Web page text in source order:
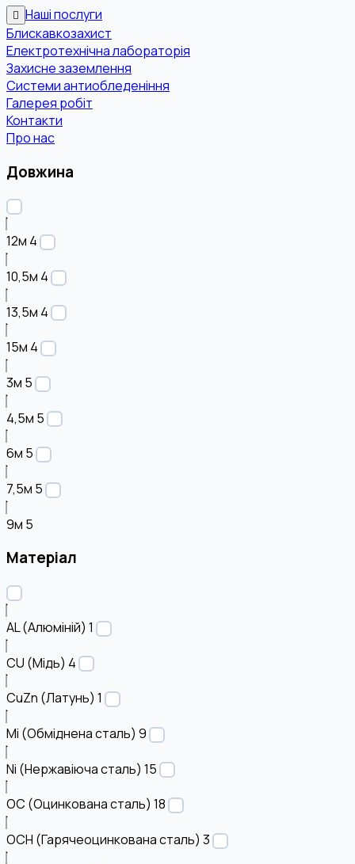
Наші послуги
Блискавкозахист
Електротехнічна лабораторія
Захисне заземлення
Системи антиобледеніння
Галерея робіт
Контакти
Про нас
Довжина
12м 4
10,5м 4
13,5м 4
15м 4
3м 5
4,5м 5
6м 5
7,5м 5
9м 5
Матеріал
AL (Алюміній) 1
CU (Мідь) 4
CuZn (Латунь) 1
Mi (Обміднена сталь) 9
Ni (Нержавіюча сталь) 15
OC (Оцинкована сталь) 18
OCH (Гарячеоцинкована сталь) 3